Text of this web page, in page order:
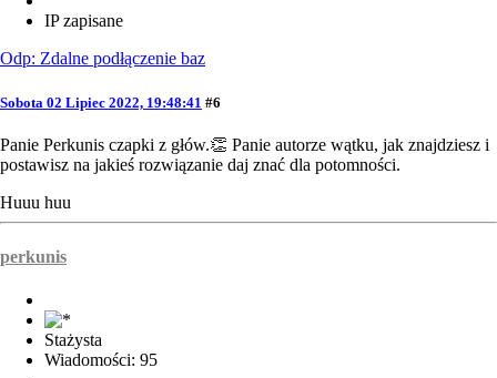
IP zapisane
Odp: Zdalne podłączenie baz
Sobota 02 Lipiec 2022, 19:48:41 #6
Panie Perkunis czapki z głów.👏 Panie autorze wątku, jak znajdziesz i
postawisz na jakieś rozwiązanie daj znać dla potomności.
Huuu huu
perkunis
Stażysta
Wiadomości: 95